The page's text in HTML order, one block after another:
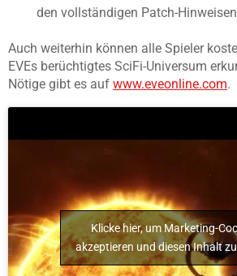
den vollständigen Patch-
Auch weiterhin können alle Spieler
EVEs berüchtigtes SciFi-Universum
Nötige gibt es auf www.eveonline.com.
Klicke hier, um Marketing-
akzeptieren und diesen Inhalt